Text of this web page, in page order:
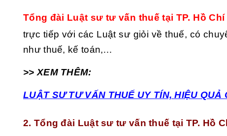
Tổng đài Luật sư tư vấn thuế tại TP. Hồ Chí
trực tiếp với các Luật sư giỏi về thuế, có
như thuế, kế toán,…
>> XEM THÊM:
LUẬT SƯ TƯ VẤN THUẾ UY TÍN, HIỆU QUẢ
2. Tổng đài Luật sư tư vấn thuế tại TP. Hồ